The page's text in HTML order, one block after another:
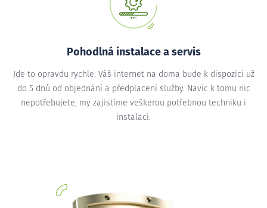
Pohodlná instalace a servis
Jde to opravdu rychle. Váš internet na doma bude k dispozici už
do 5 dnů od objednání a předplacení služby. Navíc k tomu nic
nepotřebujete, my zajistíme veškerou potřebnou techniku i
instalaci.